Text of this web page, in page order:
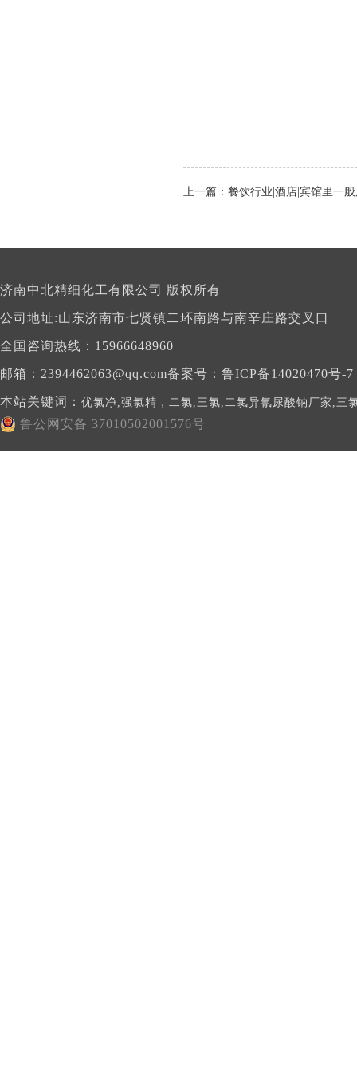
上一篇：餐饮行业|酒店|宾馆里一
济南中北精细化工有限公司 版权所有
公司地址:山东济南市七贤镇二环南路与南辛庄路交叉口
全国咨询热线：15966648960
邮箱：2394462063@qq.com备案号： 鲁ICP备14020470号-7
本站关键词： 优氯净,强氯精，二氯,三氯,二氯异氰尿酸钠厂家,三
鲁公网安备 37010502001576号